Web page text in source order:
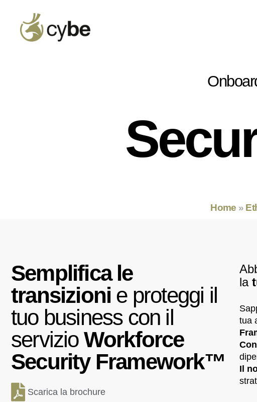
Home »
Semplifica le
transizioni e proteggi il
tuo business con il
servizio Workforce
Security Framework™
Scarica la brochure
la
tua
Il